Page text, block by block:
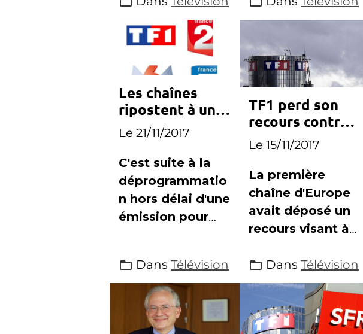
Les chaînes
ripostent à une
programmation
imprévue de
Canal+
Le 21/11/2017
C'est suite à la
déprogrammatio
n hors délai d'une
émission pour
que Canal+ s'est
attiré les foudres
des chaînes
concurrentes
TF1 perd son
recours contre
France Info
Le 15/11/2017
La première
chaîne d'Europe
avait déposé un
recours visant à
décision du CSA
d'attibution d'un
canal TNT à
France Info.
Dans Télévision Dans Télévision